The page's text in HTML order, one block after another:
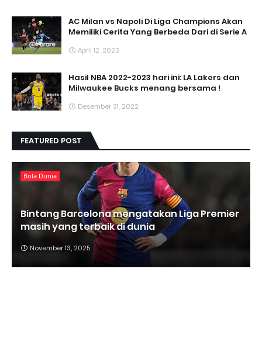
AC Milan vs Napoli Di Liga Champions Akan
Memiliki Cerita Yang Berbeda Dari di Serie A
April 12, 2023
Hasil NBA 2022-2023 hari ini: LA Lakers dan
Milwaukee Bucks menang bersama !
Desember 31, 2022
FEATURED POST
Bola Dunia
Bintang Barcelona mengatakan Liga Premier
masih yang terbaik di dunia
November 13, 2025